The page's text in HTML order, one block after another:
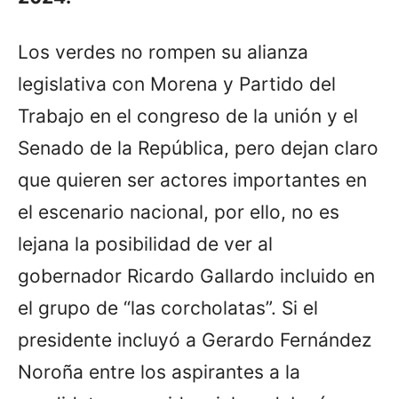
Los verdes no rompen su alianza
legislativa con Morena y Partido del
Trabajo en el congreso de la unión y el
Senado de la República, pero dejan claro
que quieren ser actores importantes en
el escenario nacional, por ello, no es
lejana la posibilidad de ver al
gobernador Ricardo Gallardo incluido en
el grupo de “las corcholatas”. Si el
presidente incluyó a Gerardo Fernández
Noroña entre los aspirantes a la